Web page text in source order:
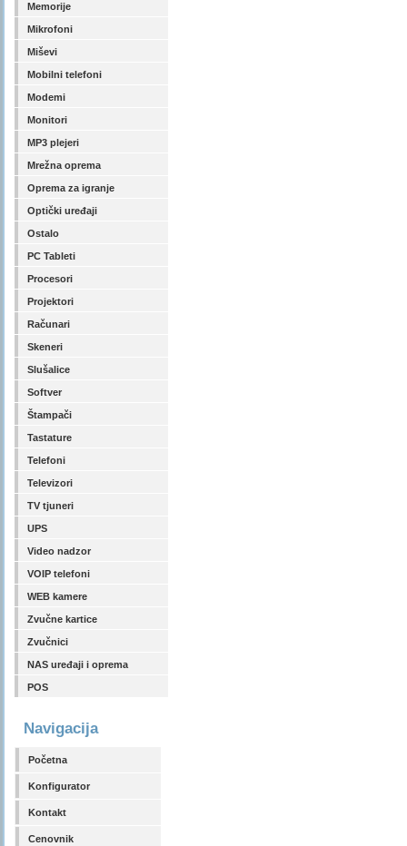
Memorije
Mikrofoni
Miševi
Mobilni telefoni
Modemi
Monitori
MP3 plejeri
Mrežna oprema
Oprema za igranje
Optički uređaji
Ostalo
PC Tableti
Procesori
Projektori
Računari
Skeneri
Slušalice
Softver
Štampači
Tastature
Telefoni
Televizori
TV tjuneri
UPS
Video nadzor
VOIP telefoni
WEB kamere
Zvučne kartice
Zvučnici
NAS uređaji i oprema
POS
Navigacija
Početna
Konfigurator
Kontakt
Cenovnik